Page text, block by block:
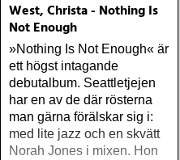
West, Christa - Nothing Is
Not Enough
»Nothing Is Not Enough« är
ett högst intagande
debutalbum. Seattletjejen
har en av de där rösterna
man gärna förälskar sig i:
med lite jazz och en skvätt
Norah Jones i mixen. Hon